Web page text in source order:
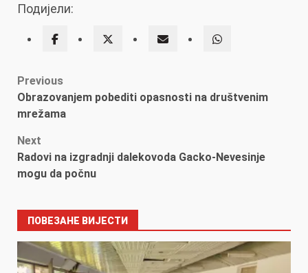
Подијели:
Post
navigation
Previous
Obrazovanjem pobediti opasnosti na društvenim
mrežama
Next
Radovi na izgradnji dalekovoda Gacko-Nevesinje
mogu da počnu
ПОВЕЗАНЕ ВИЈЕСТИ